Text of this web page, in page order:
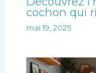
cochon qui
mai 19, 2025